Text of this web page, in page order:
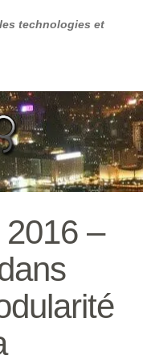
technologies et
–